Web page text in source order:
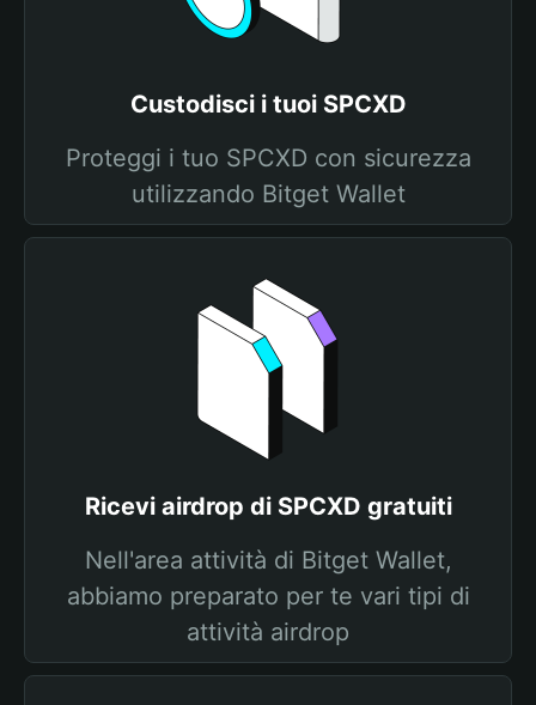
Custodisci i tuoi SPCXD
Proteggi i tuo SPCXD con sicurezza
utilizzando Bitget Wallet
Ricevi airdrop di SPCXD gratuiti
Nell'area attività di Bitget Wallet,
abbiamo preparato per te vari tipi di
attività airdrop